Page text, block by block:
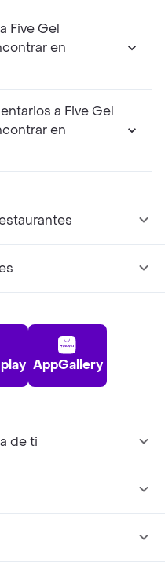
Five Gel
en
a Five Gel
en
AppGallery
de ti